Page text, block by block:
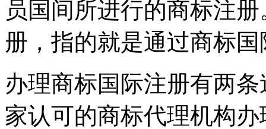
员国间所进行的商标注
册，指的就是通过商标
办理商标国际注册有两
家认可的商标代理机构